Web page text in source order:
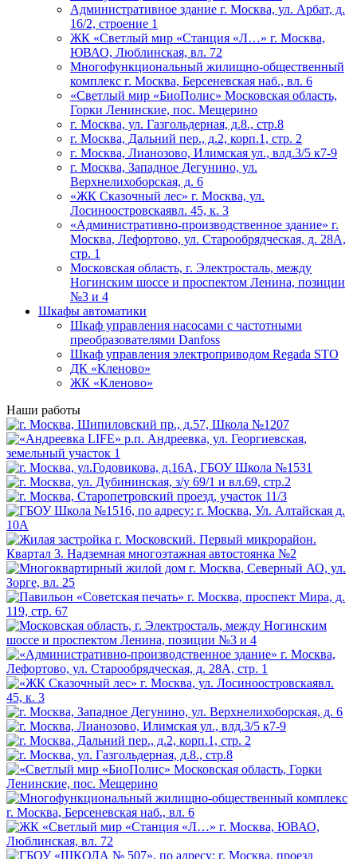
Административное здание г. Москва, ул. Арбат, д.
16/2, строение 1
ЖК «Светлый мир «Станция «Л…» г. Москва,
ЮВАО, Люблинская, вл. 72
Многофункциональный жилищно-общественный
комплекс г. Москва, Берсеневская наб., вл. 6
«Светлый мир «БиоПолис» Московская область,
Горки Ленинские, пос. Мещерино
г. Москва, ул. Газгольдерная, д.8., стр.8
г. Москва, Дальний пер., д.2, корп.1, стр. 2
г. Москва, Лианозово, Илимская ул., влд.3/5 к7-9
г. Москва, Западное Дегунино, ул.
Верхнелихоборская, д. 6
«ЖК Сказочный лес» г. Москва, ул.
Лосиноостровскаявл. 45, к. 3
«Административно-производственное здание» г.
Москва, Лефортово, ул. Старообрядческая, д. 28А,
стр. 1
Московская область, г. Электросталь, между
Ногинским шоссе и проспектом Ленина, позиции
№3 и 4
Шкафы автоматики
Шкаф управления насосами с частотными
преобразователями Danfoss
Шкаф управления электроприводом Regada STO
ДК «Кленово»
ЖК «Кленово»
Наши работы